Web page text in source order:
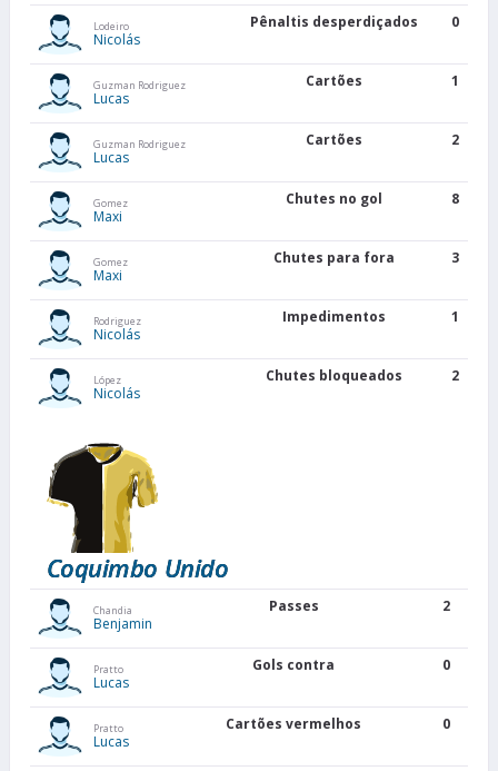
Lodeiro
Nicolás
Pênaltis desperdiçados 0
Guzman Rodriguez
Lucas
Cartões 1
Guzman Rodriguez
Lucas
Cartões 2
Gomez
Maxi
Chutes no gol 8
Gomez
Maxi
Chutes para fora 3
Rodriguez
Nicolás
Impedimentos 1
López
Nicolás
Chutes bloqueados 2
Coquimbo Unido
Chandia
Benjamin
Passes 2
Pratto
Lucas
Gols contra 0
Pratto
Lucas
Cartões vermelhos 0